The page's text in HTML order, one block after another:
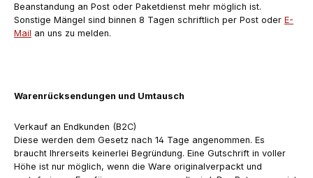
Beanstandung an Post oder Paketdienst mehr möglich ist.
Sonstige Mängel sind binnen 8 Tagen schriftlich per Post oder E-
Mail an uns zu melden.
Warenrücksendungen und Umtausch
Verkauf an Endkunden (B2C)
Diese werden dem Gesetz nach 14 Tage angenommen. Es
braucht Ihrerseits keinerlei Begründung. Eine Gutschrift in voller
Höhe ist nur möglich, wenn die Ware originalverpackt und